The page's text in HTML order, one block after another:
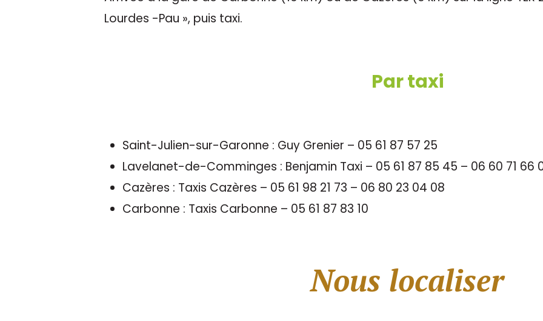
Lourdes -Pau », puis taxi.
Par taxi
Saint-Julien-sur-Garonne : Guy Grenier – 05 61 87 57 25
Lavelanet-de-Comminges : Benjamin Taxi – 05 61 87 85 45 – 06 60 71 66
Cazères : Taxis Cazères – 05 61 98 21 73 – 06 80 23 04 08
Carbonne : Taxis Carbonne – 05 61 87 83 10
Nous localiser